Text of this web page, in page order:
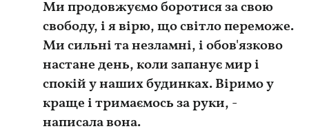
Ми продовжуємо боротися за свою
свободу, і я вірю, що світло переможе.
Ми сильні та незламні, і обов'язково
настане день, коли запанує мир і
спокій у наших будинках. Віримо у
краще і тримаємось за руки, -
написала вона.